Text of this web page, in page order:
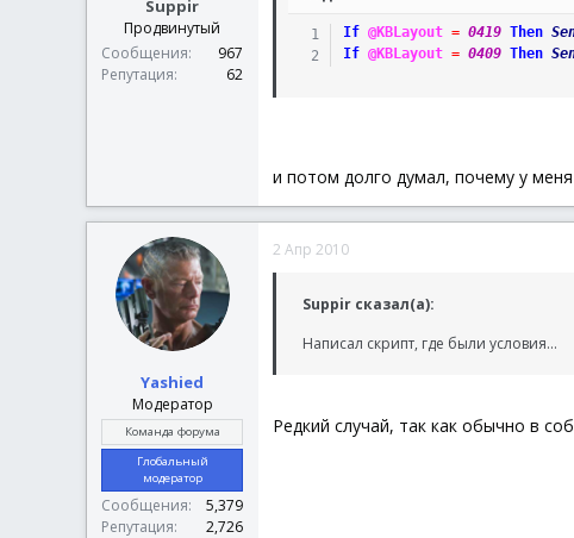
Suppir
Продвинутый
Сообщения
967
Репутация
62
If @KBLayout = 0419 Then
If @KBLayout = 0409 Then
и потом долго думал, почему у
Yashied
Модератор
Команда форума
Глобальный
модератор
Сообщения
5,379
Репутация
2,726
2 Апр 2010
Suppir сказал(а):
Написал скрипт, где были условия...
Редкий случай, так как обычно в